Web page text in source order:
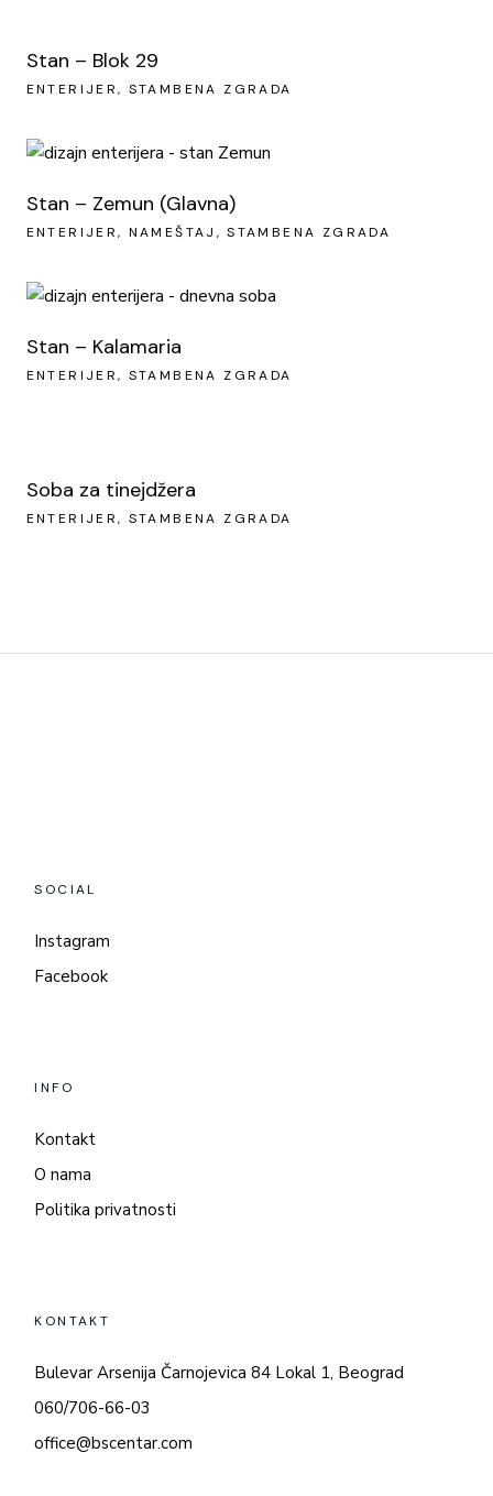
Stan – Blok 29
ENTERIJER STAMBENA ZGRADA
Stan – Zemun (Glavna)
ENTERIJER NAMEŠTAJ STAMBENA ZGRADA
Stan – Kalamaria
ENTERIJER STAMBENA ZGRADA
Soba za tinejdžera
ENTERIJER STAMBENA ZGRADA
SOCIAL
Instagram
Facebook
INFO
Kontakt
O nama
Politika privatnosti
KONTAKT
Bulevar Arsenija Čarnojevica 84 Lokal 1, Beograd
060/706-66-03
office@bscentar.com